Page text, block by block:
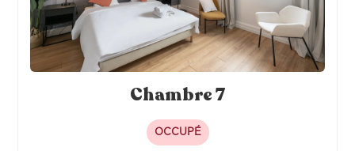
Chambre 7
OCCUPÉ